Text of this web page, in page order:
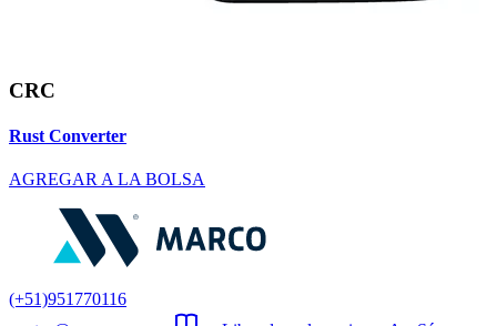
CRC
Rust Converter
AGREGAR A LA BOLSA
(+51)951770116